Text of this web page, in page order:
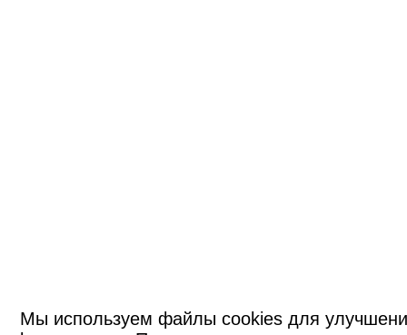
Мы используем файлы cookies для